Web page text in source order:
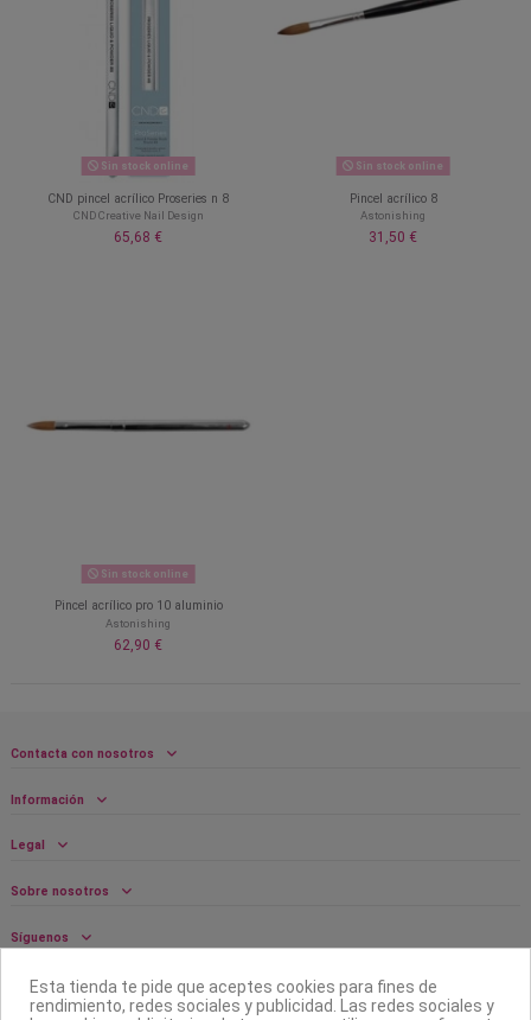
Sin stock online
CND pincel acrílico Proseries n 8
CND Creative Nail Design
65,68 €
Sin stock online
Pincel acrílico 8
Astonishing
31,50 €
Sin stock online
Pincel acrílico pro 10 aluminio
Astonishing
62,90 €
Contacta con nosotros
Información
Legal
Sobre nosotros
Síguenos
Boletín
Esta tienda te pide que aceptes cookies para fines de
rendimiento, redes sociales y publicidad. Las redes sociales y